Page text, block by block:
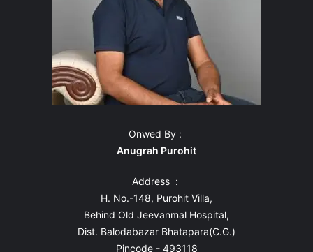
Onwed By :
Anugrah Purohit
Address :
H. No.-148, Purohit Villa,
Behind Old Jeevanmal Hospital,
Dist. Balodabazar Bhatapara(C.G.)
Pincode - 493118